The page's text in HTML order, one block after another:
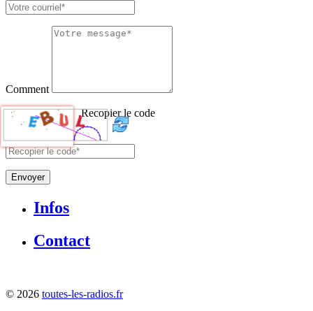
Comment
Recopier le code
Envoyer
Infos
Contact
© 2026 toutes-les-radios.fr